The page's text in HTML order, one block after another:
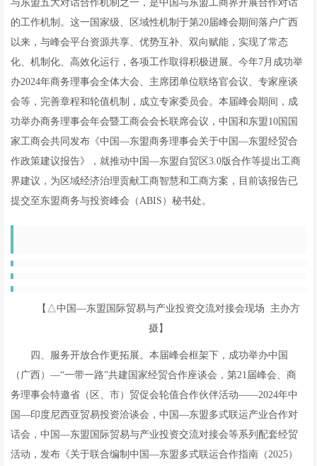
与东盟五大对话合作机制之一，是中国与东盟工商界开展合作对话
的工作机制。这一国家级、区域性机制于第20届峰会期间落户广西
以来，与峰会平台资源共享、优势互补、双向赋能，实现了常态
化、机制化、高效化运行，各项工作取得积极进展。今年7月成功举
办2024年商务理事会全体大会、主席团单位联络官会议、专家座谈
会等，完善章程和轮值机制，成立专家委员会。本届峰会期间，成
功举办商务理事会年会暨工商会会长联席会议，中国和东盟10国国
家工商会共同发布《中国—东盟商务理事会关于中国—东盟经贸合
作政策建议报告》，就推动中国—东盟自贸区3.0版合作等提出工商
界建议，为区域经济治理贡献工商智慧和工商方案，目前该报告已
提交至东盟商务与投资峰会（ABIS）秘书处。
【△中国—东盟国际贸易与产业投资交流对接会现场 主办方
摄】
四、服务开放合作更拓展。本届峰会框架下，成功举办中国
（广西）—“一带一路”共建国家经贸合作座谈会，第21届峰会、商
务理事会特邀省（区、市）贸促会轮值合作伙伴活动——2024年中
国—印度尼西亚贸易投资洽谈会，中国—东盟多式联运产业合作对
话会，中国—东盟国际贸易与产业投资交流对接会等系列配套经贸
活动，发布《关于联合编制中国—东盟多式联运合作指南（2025）